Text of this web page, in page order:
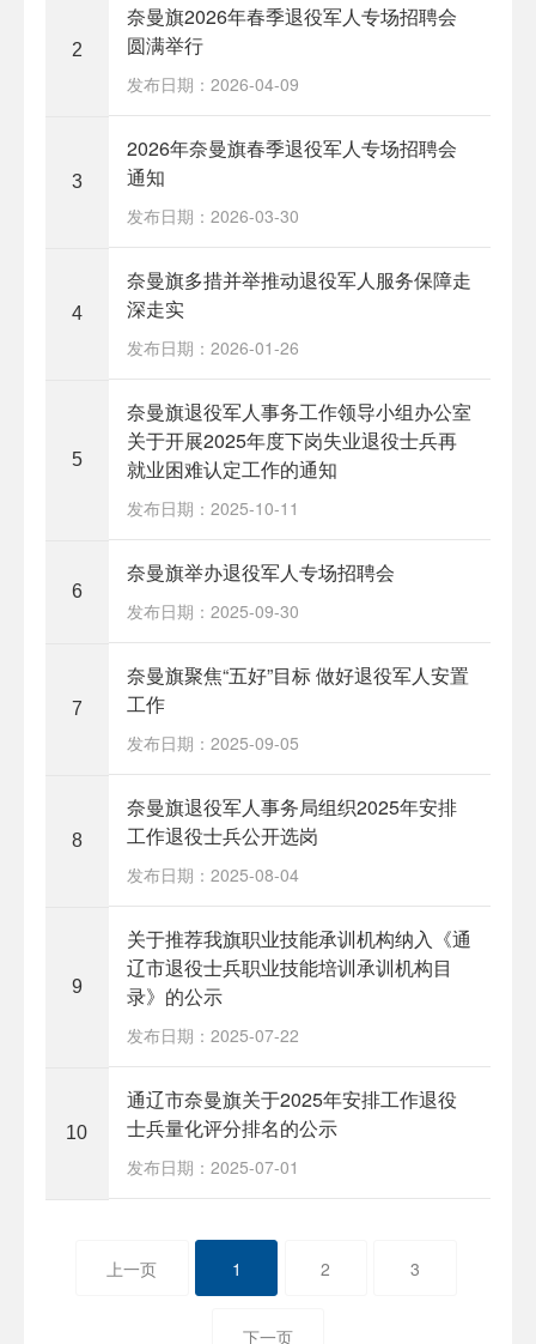
2
奈曼旗2026年春季退役军人专场招聘会
圆满举行
发布日期：2026-04-09
3
2026年奈曼旗春季退役军人专场招聘会
通知
发布日期：2026-03-30
4
奈曼旗多措并举推动退役军人服务保障走
深走实
发布日期：2026-01-26
5
奈曼旗退役军人事务工作领导小组办公室
关于开展2025年度下岗失业退役士兵再
就业困难认定工作的通知
发布日期：2025-10-11
6
奈曼旗举办退役军人专场招聘会
发布日期：2025-09-30
7
奈曼旗聚焦“五好”目标 做好退役军人安置
工作
发布日期：2025-09-05
8
奈曼旗退役军人事务局组织2025年安排
工作退役士兵公开选岗
发布日期：2025-08-04
9
关于推荐我旗职业技能承训机构纳入《通
辽市退役士兵职业技能培训承训机构目
录》的公示
发布日期：2025-07-22
10
通辽市奈曼旗关于2025年安排工作退役
士兵量化评分排名的公示
发布日期：2025-07-01
上一页 1 2 3
下一页